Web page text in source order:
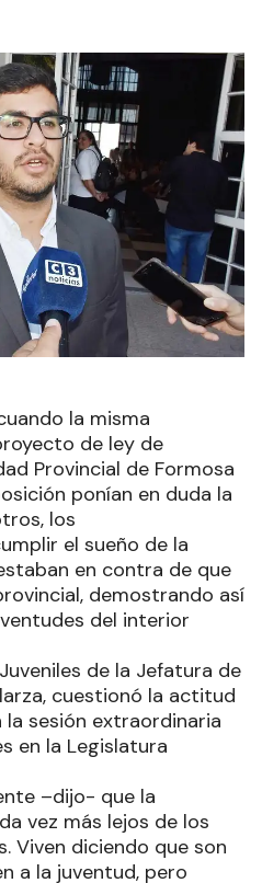
la misma
de ley de
Provincial de Formosa
ponían en duda la
los
el sueño de la
en contra de que
demostrando así
del interior
de la Jefatura de
cuestionó la actitud
sesión extraordinaria
en la Legislatura
–dijo- que la
vez más lejos de los
Viven diciendo que son
a la juventud, pero